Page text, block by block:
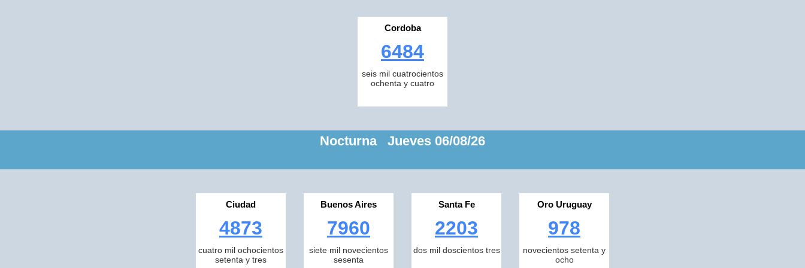
Cordoba
6484
seis mil cuatrocientos
ochenta y cuatro
Nocturna Jueves 06/08/26
Ciudad
4873
cuatro mil ochocientos
setenta y tres
Buenos Aires
7960
siete mil novecientos
sesenta
Santa Fe
2203
dos mil doscientos tres
Oro Uruguay
978
novecientos setenta y
ocho